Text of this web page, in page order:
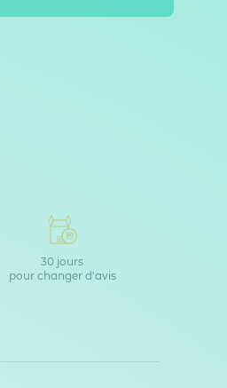
30 jours
pour changer d'avis